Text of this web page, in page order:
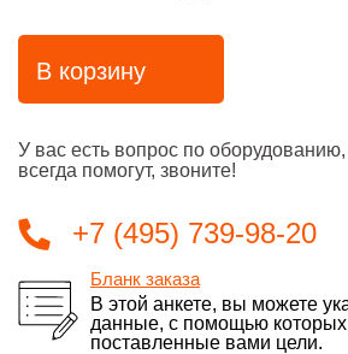
В корзину
У вас есть вопрос по
всегда помогут, звоните!
+7 (495) 739-98-20
Бланк заказа
В этой анкете, вы можете
данные, с помощью
поставленные вами цели.